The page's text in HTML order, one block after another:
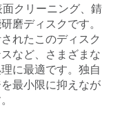
クリーニング、錆
磨ディスクです。
れたこのディスク
など、さまざまな
に最適です。独自
最小限に抑えなが